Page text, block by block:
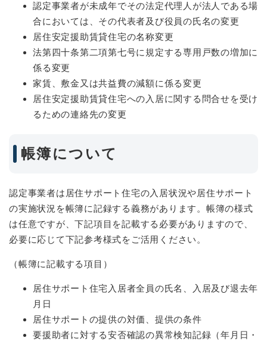
認定事業者が未成年でその法定代理人が法人である場
合においては、その代表者及び役員の氏名の変更
居住安定援助賃貸住宅の名称変更
法第四十条第二項第七号に規定する専用戸数の増加に
係る変更
家賃、敷金又は共益費の減額に係る変更
居住安定援助賃貸住宅への入居に関する問合せを受け
るための連絡先の変更
帳簿について
認定事業者は居住サポート住宅の入居状況や居住サポート
の実施状況を帳簿に記録する義務があります。帳簿の様式
は任意ですが、下記項目を記載する必要がありますので、
必要に応じて下記参考様式をご活用ください。
（帳簿に記載する項目）
居住サポート住宅入居者全員の氏名、入居及び退去年
月日
居住サポートの提供の対価、提供の条件
要援助者に対する安否確認の異常検知記録（年月日・